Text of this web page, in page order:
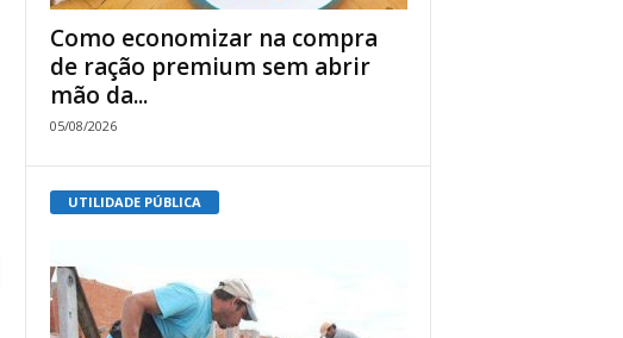
Como economizar na compra
de ração premium sem abrir
mão da...
05/08/2026
UTILIDADE PÚBLICA